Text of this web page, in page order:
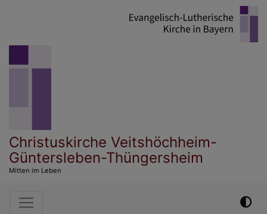
Christuskirche Veitshöchheim-
Güntersleben-Thüngersheim
Mitten im Leben
Hauptnavigation